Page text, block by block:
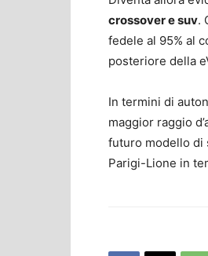
crossover e suv.
fedele al 95% al
posteriore della
In termini di
maggior raggio
futuro modello di
Parigi-Lione in